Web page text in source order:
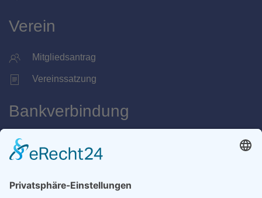
Verein
Mitgliedsantrag
Vereinssatzung
Bankverbindung
Sparkasse Dieburg
IBAN
BIC